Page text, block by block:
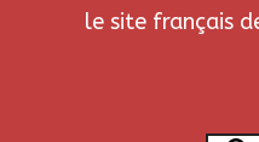
le site français